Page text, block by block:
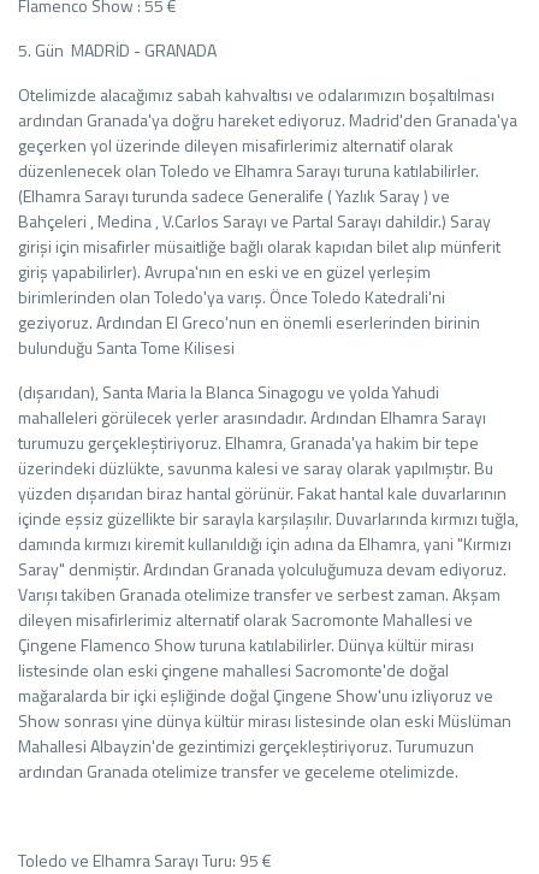
Flamenco Show : 55 €
5. Gün MADRİD - GRANADA
Otelimizde alacağımız sabah kahvaltısı ve odalarımızın boşaltılması
ardından Granada'ya doğru hareket ediyoruz. Madrid'den Granada'ya
geçerken yol üzerinde dileyen misafirlerimiz alternatif olarak
düzenlenecek olan Toledo ve Elhamra Sarayı turuna katılabilirler.
(Elhamra Sarayı turunda sadece Generalife ( Yazlık Saray ) ve
Bahçeleri , Medina , V.Carlos Sarayı ve Partal Sarayı dahildir.) Saray
girişi için misafirler müsaitliğe bağlı olarak kapıdan bilet alıp münferit
giriş yapabilirler). Avrupa'nın en eski ve en güzel yerleşim
birimlerinden olan Toledo'ya varış. Önce Toledo Katedrali'ni
geziyoruz. Ardından El Greco'nun en önemli eserlerinden birinin
bulunduğu Santa Tome Kilisesi
(dışarıdan), Santa Maria la Blanca Sinagogu ve yolda Yahudi
mahalleleri görülecek yerler arasındadır. Ardından Elhamra Sarayı
turumuzu gerçekleştiriyoruz. Elhamra, Granada'ya hakim bir tepe
üzerindeki düzlükte, savunma kalesi ve saray olarak yapılmıştır. Bu
yüzden dışarıdan biraz hantal görünür. Fakat hantal kale duvarlarının
içinde eşsiz güzellikte bir sarayla karşılaşılır. Duvarlarında kırmızı tuğla,
damında kırmızı kiremit kullanıldığı için adına da Elhamra, yani "Kırmızı
Saray" denmiştir. Ardından Granada yolculuğumuza devam ediyoruz.
Varışı takiben Granada otelimize transfer ve serbest zaman. Akşam
dileyen misafirlerimiz alternatif olarak Sacromonte Mahallesi ve
Çingene Flamenco Show turuna katılabilirler. Dünya kültür mirası
listesinde olan eski çingene mahallesi Sacromonte'de doğal
mağaralarda bir içki eşliğinde doğal Çingene Show'unu izliyoruz ve
Show sonrası yine dünya kültür mirası listesinde olan eski Müslüman
Mahallesi Albayzin'de gezintimizi gerçekleştiriyoruz. Turumuzun
ardından Granada otelimize transfer ve geceleme otelimizde.
Toledo ve Elhamra Sarayı Turu: 95 €